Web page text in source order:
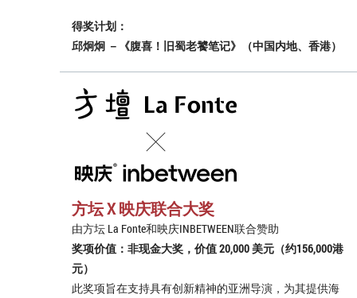
得奖计划：
邱炯炯 －《腹喜！旧蜀老饕笔记》（中国内地、香港）
方坛 X 映庆联合大奖
由方坛 La Fonte和映庆INBETWEEN联合赞助
奖项价值：非现金大奖，价值 20,000 美元（约156,000港
元）
此奖项旨在支持具有创新精神的亚洲导演，为其提供海